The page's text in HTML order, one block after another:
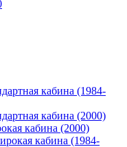
кабина (1984-
кабина (2000)
кабина (2000)
кабина (1984-